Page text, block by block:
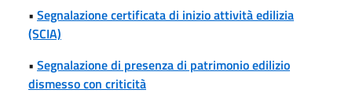
• Segnalazione certificata di inizio attività edilizia
(SCIA)
• Segnalazione di presenza di patrimonio edilizio
dismesso con criticità